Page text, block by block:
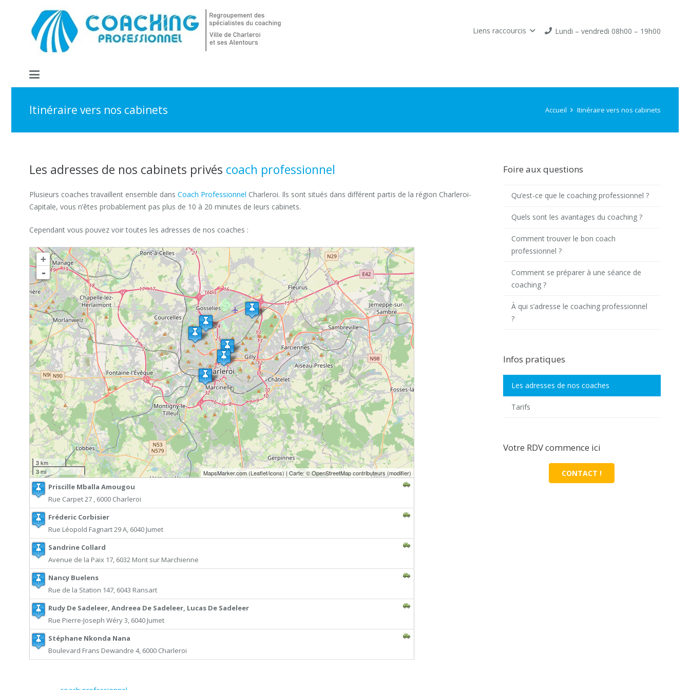
Liens raccourcis Lundi – vendredi 08h00 – 19h00
Itinéraire vers nos cabinets Accueil Itinéraire vers nos cabinets
Les adresses de nos cabinets privés coach professionnel
Plusieurs coaches travaillent ensemble dans Coach Professionnel Charleroi. Ils sont situés dans différent partis de la région Charleroi-
Capitale, vous n’êtes probablement pas plus de 10 à 20 minutes de leurs cabinets.
Cependant vous pouvez voir toutes les adresses de nos coaches :
chargement de la carte - veuillez patienter...
+
-
3 km
3 mi
MapsMarker.com (Leaflet/icons) | Carte: ©OpenStreetMap contributeurs (modifier)
Priscille Mballa Amougou
Rue Carpet 27 , 6000 Charleroi
Fréderic Corbisier
Rue Léopold Fagnart 29 A, 6040 Jumet
Sandrine Collard
Avenue de la Paix 17, 6032 Mont sur Marchienne
Nancy Buelens
Rue de la Station 147, 6043 Ransart
Rudy De Sadeleer, Andreea De Sadeleer, Lucas De Sadeleer
Rue Pierre-Joseph Wéry 3, 6040 Jumet
Stéphane Nkonda Nana
Boulevard Frans Dewandre 4, 6000 Charleroi
Foire aux questions
Qu’est-ce que le coaching professionnel ?
Quels sont les avantages du coaching ?
Comment trouver le bon coach
professionnel ?
Comment se préparer à une séance de
coaching ?
À qui s’adresse le coaching professionnel
?
Infos pratiques
Les adresses de nos coaches
Tarifs
Votre RDV commence ici
CONTACT !